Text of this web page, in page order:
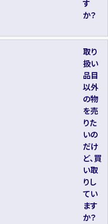
す
か？
取り
扱い
品目
以外
の物
を売
りた
いの
だけ
ど、買
い取
りし
てい
ます
か？